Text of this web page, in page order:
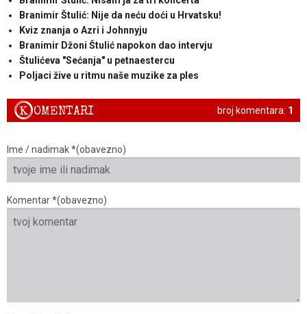
Branimir Štulić: Nije da neću doći u Hrvatsku!
Kviz znanja o Azri i Johnnyju
Branimir Džoni Štulić napokon dao intervju
Štulićeva "Sećanja" u petnaestercu
Poljaci žive u ritmu naše muzike za ples
broj komentara: 1
KOMENTARI
Ime / nadimak *(obavezno)
Komentar *(obavezno)